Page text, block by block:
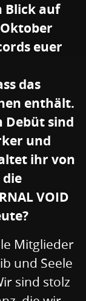
Blick auf
euer
das
enthält.
Debüt sind
und
ihr von
VOID
Mitglieder
und Seele
sind stolz